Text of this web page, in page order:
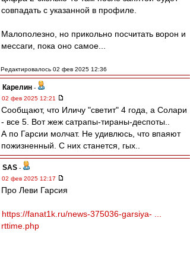
совпадать с указанной в профиле.
Малополезно, но прикольно посчитать ворон и
мессаги, пока оно самое...
Редактировалось 02 фев 2025 12:36
Карелин -
02 фев 2025 12:21
Сообщают, что Иличу "светит" 4 года, а Солари
- все 5. Вот жеж сатрапы-тираны-деспоты..
А по Гарсии молчат. Не удивлюсь, что впаяют
пожизненный. С них станется, гых..
SAS -
02 фев 2025 12:17
Про Леви Гарсия
https://fanat1k.ru/news-375036-garsiya- ...
rttime.php